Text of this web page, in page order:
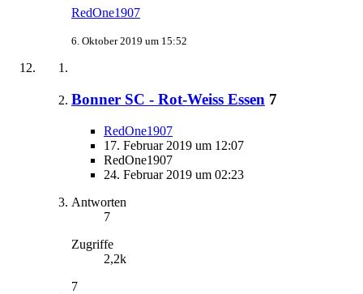
RedOne1907
6. Oktober 2019 um 15:52
Bonner SC - Rot-Weiss Essen 7
RedOne1907
17. Februar 2019 um 12:07
RedOne1907
24. Februar 2019 um 02:23
Antworten
7
Zugriffe
2,2k
7